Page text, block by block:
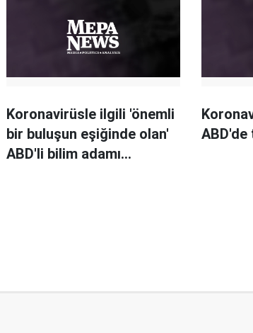
Koronavirüsle ilgili 'önemli
bir buluşun eşiğinde olan'
ABD'li bilim adamı
ABD'de